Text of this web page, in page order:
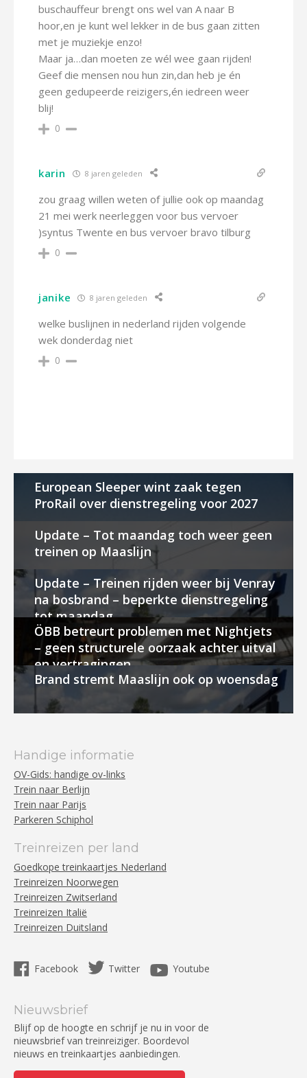
buschauffeur brengt ons wel van A naar B
hoor,en je kunt wel lekker in de bus gaan zitten
met je muziekje enzo!
Maar ja…dan moeten ze wél wee gaan rijden!
Geef die mensen nou hun zin,dan heb je én
geen gedupeerde reizigers,én iedreen weer
blij!
0
karin 8 jaren geleden
zou graag willen weten of jullie ook op maandag
21 mei werk neerleggen voor bus vervoer
)syntus Twente en bus vervoer bravo tilburg
0
janike 8 jaren geleden
welke buslijnen in nederland rijden volgende
wek donderdag niet
0
European Sleeper wint zaak tegen
ProRail over dienstregeling voor 2027
Update – Tot maandag toch weer geen
treinen op Maaslijn
Update – Treinen rijden weer bij Venray
na bosbrand – beperkte dienstregeling
tot maandag
ÖBB betreurt problemen met Nightjets
– geen structurele oorzaak achter uitval
en vertragingen
Brand stremt Maaslijn ook op woensdag
Handige informatie
OV-Gids: handige ov-links
Trein naar Berlijn
Trein naar Parijs
Parkeren Schiphol
Treinreizen per land
Goedkope treinkaartjes Nederland
Treinreizen Noorwegen
Treinreizen Zwitserland
Treinreizen Italië
Treinreizen Duitsland
Facebook Twitter Youtube
Nieuwsbrief
Blijf op de hoogte en schrijf je nu in voor de
nieuwsbrief van treinreiziger. Boordevol
nieuws en treinkaartjes aanbiedingen.